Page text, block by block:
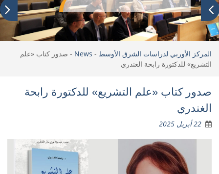
المركز الأوربي لدراسات الشرق الأوسط -
News
- صدور كتاب «علم
التشريع» للدكتورة رابحة الغندري
صدور كتاب «علم التشريع» للدكتورة رابحة
الغندري
22 أبريل 2025